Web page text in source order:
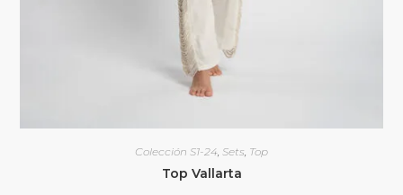
Colección S1-24, Sets, Top
Top Vallarta